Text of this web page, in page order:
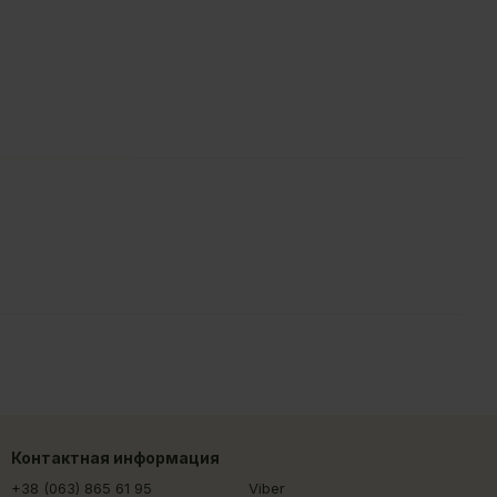
Контактная информация
+38 (063) 865 61 95 Viber